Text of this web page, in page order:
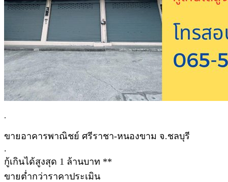
.
ขายอาคารพาณิชย์ ศรีราชา-หนองขาม จ.ชลบุรี
.
กู้เกินได้สูงสุด 1 ล้านบาท **
ขายต่ำกว่าราคาประเมิน